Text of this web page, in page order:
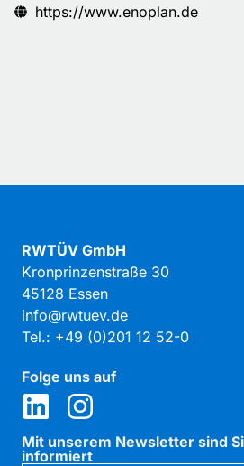
https://www.enoplan.de
RWTÜV GmbH
Kronprinzenstraße 30
45128 Essen
info@rwtuev.de
Tel.: +49 (0)201 12 52-0
Folge uns auf
Mit unserem Newsletter sind
informiert